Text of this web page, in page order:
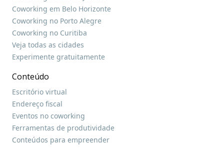
Coworking em Belo Horizonte
Coworking no Porto Alegre
Coworking no Curitiba
Veja todas as cidades
Experimente gratuitamente
Conteúdo
Escritório virtual
Endereço fiscal
Eventos no coworking
Ferramentas de produtividade
Conteúdos para empreender